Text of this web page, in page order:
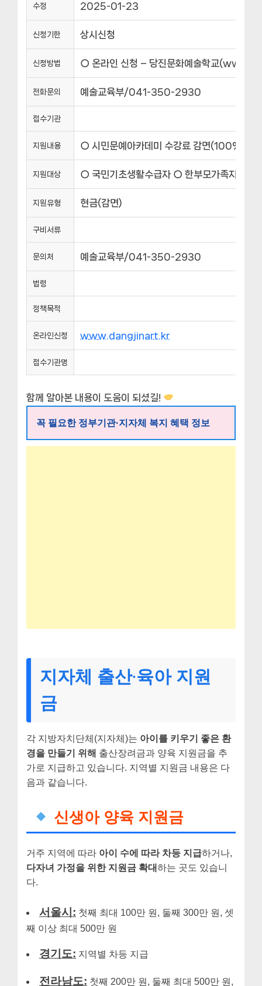
수정 2025-01-23
신청기한 상시신청
신청방법 ○ 온라인 신청 – 당진문화예술학교
전화문의 예술교육부/041-350-2930
접수기관
지원내용 ○ 시민문예아카데미 수강료 감면(100%) –
지원대상 ○ 국민기초생활수급자 ○ 한부모가족지원법
지원유형 현금(감면)
구비서류
문의처 예술교육부/041-350-2930
법령
정책목적
온라인신청 www.dangjinart.kr
접수기관명
함께 알아본 내용이 도움이 되셨길!
꼭 필요한 정부기관·지자체 복지 혜택 정보
지자체 출산·육아 지원
금
각 지방자치단체(지자체)는 아이를 키우기 좋은 환
경을 만들기 위해 출산장려금과 양육 지원금을 추
가로 지급하고 있습니다. 지역별 지원금 내용은 다
음과 같습니다.
신생아 양육 지원금
거주 지역에 따라 아이 수에 따라 차등 지급하거나,
다자녀 가정을 위한 지원금 확대하는 곳도 있습니
다.
서울시: 첫째 최대 100만 원, 둘째 300만 원, 셋
째 이상 최대 500만 원
경기도: 지역별 차등 지급
전라남도: 첫째 200만 원, 둘째 최대 500만 원,